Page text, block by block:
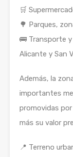
🛒
🌳 Parques,
🚌 Transporte
Alicante y San
Además, la
importantes
promovidas
más su valor
📍 Terreno